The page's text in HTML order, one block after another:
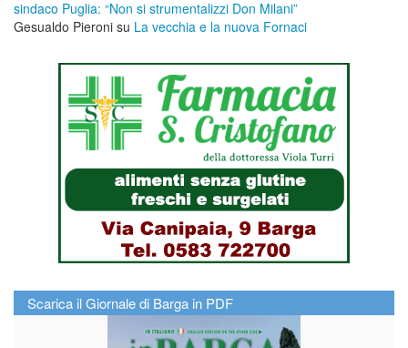
sindaco Puglia: “Non si strumentalizzi Don Milani”
Gesualdo Pieroni su La vecchia e la nuova Fornaci
Scarica il Giornale di Barga in PDF